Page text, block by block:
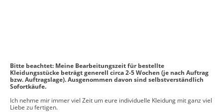
Bitte beachtet: Meine Bearbeitungszeit für bestellte
Kleidungsstücke beträgt generell circa 2-5 Wochen (je nach Auftrag
bzw. Auftragslage). Ausgenommen davon sind selbstverständlich
Sofortkäufe.
Ich nehme mir immer viel Zeit um eure individuelle Kleidung mit ganz viel
Liebe zu fertigen.